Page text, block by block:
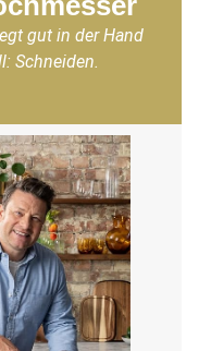
gut in der Hand
Schneiden.